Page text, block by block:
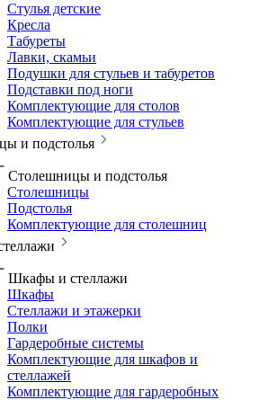
Стулья детские
Кресла
Табуреты
Лавки, скамьи
Подушки для стульев и табуретов
Подставки под ноги
Комплектующие для столов
Комплектующие для стульев
и подстолья
Столешницы и подстолья
Столешницы
Подстолья
Комплектующие для столешниц
Шкафы и стеллажи
Шкафы
Стеллажи и этажерки
Полки
Гардеробные системы
Комплектующие для шкафов и
стеллажей
Комплектующие для гардеробных